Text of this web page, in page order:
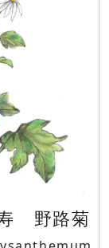
野路菊